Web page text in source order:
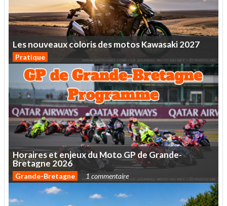
LesnouveauxcolorisdesmotosKawasaki2027
Pratique
HorairesetenjeuxduMotoGPdeGrande-
Bretagne 2026
Grande-Bretagne 1 commentaire